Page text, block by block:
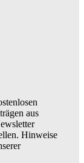
aus
Hinweise